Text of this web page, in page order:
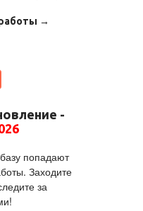
→
-
попадают
Заходите
за